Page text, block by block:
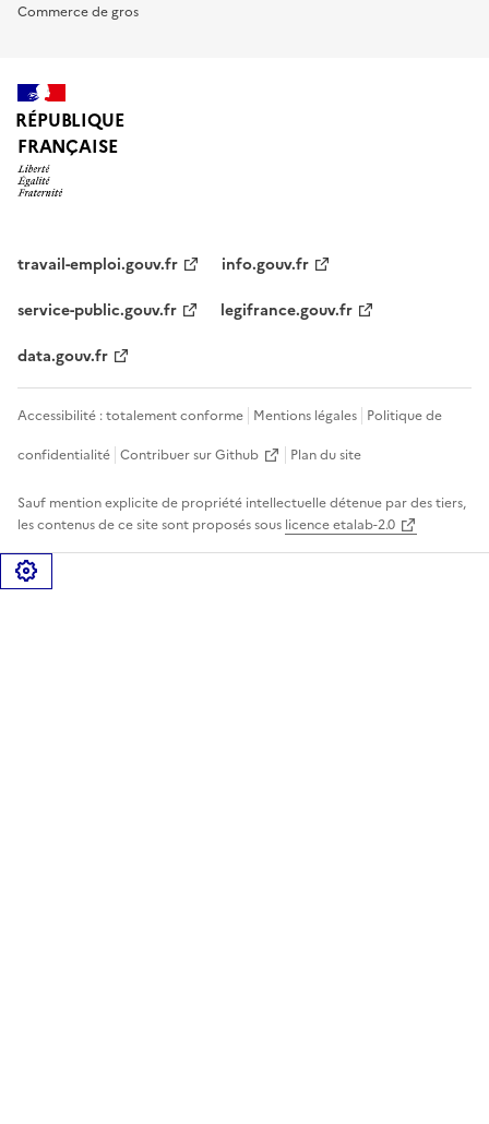
Commerce de gros
RÉPUBLIQUE
FRANÇAISE
travail-emploi.gouv.fr
info.gouv.fr
service-public.gouv.fr
legifrance.gouv.fr
data.gouv.fr
Accessibilité : totalement conforme Mentions légales Politique de
confidentialité Contribuer sur Github Plan du site
Sauf mention explicite de propriété intellectuelle détenue par des tiers,
les contenus de ce site sont proposés sous licence etalab-2.0
Gérer les cookies